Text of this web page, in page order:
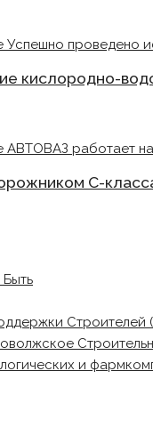
кислородно-
С-
Строителей
и